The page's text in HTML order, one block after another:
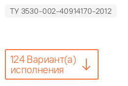
ТУ 3530-002-40914170-2012
124 Вариант(а)
исполнения